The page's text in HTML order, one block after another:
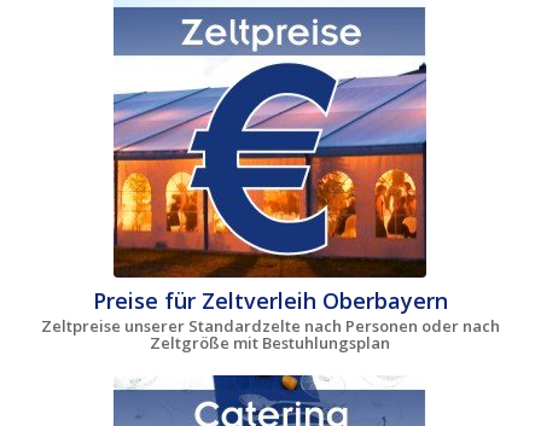
Preise für Zeltverleih Oberbayern
Zeltpreise unserer Standardzelte nach Personen oder nach
Zeltgröße mit Bestuhlungsplan